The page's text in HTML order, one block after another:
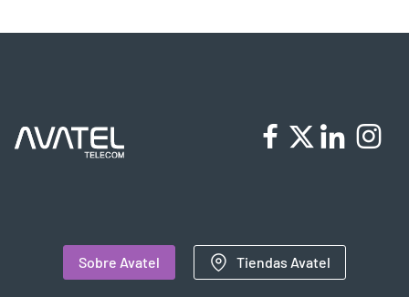
Sobre Avatel Tiendas Avatel